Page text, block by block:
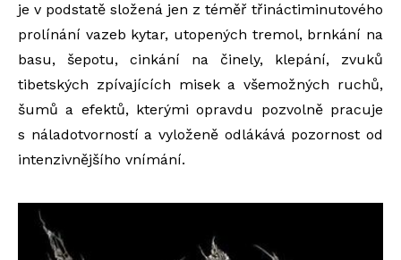
je v podstatě složená jen z téměř třináctiminutového
prolínání vazeb kytar, utopených tremol, brnkání na
basu, šepotu, cinkání na činely, klepání, zvuků
tibetských zpívajících misek a všemožných ruchů,
šumů a efektů, kterými opravdu pozvolně pracuje
s náladotvorností a vyloženě odlákává pozornost od
intenzivnějšího vnímání.